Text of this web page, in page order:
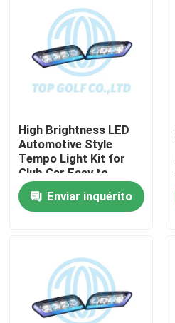
Casa
Sobre nós
Excursão da fábrica
High Brightness LED
Automotive Style
Tempo Light Kit for
Club Car Easy to
Install Golf Cart LED
Light KitEnviar inquérito